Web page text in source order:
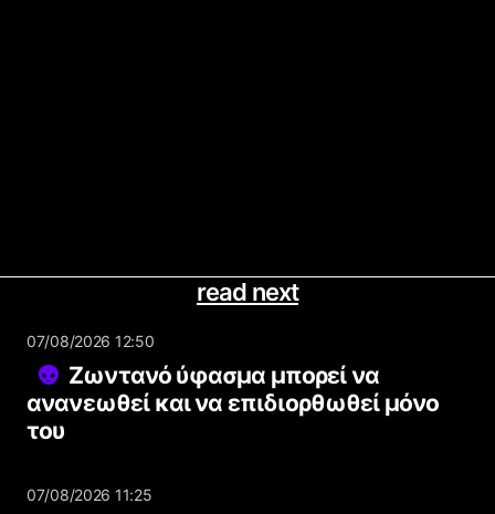
read next
07/08/2026 12:50
Ζωντανό ύφασμα μπορεί να
ανανεωθεί και να επιδιορθωθεί μόνο
του
07/08/2026 11:25